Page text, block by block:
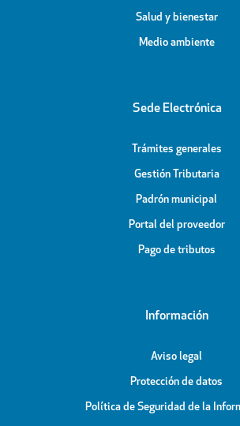
Salud y bienestar
Medio ambiente
Sede Electrónica
Trámites generales
Gestión Tributaria
Padrón municipal
Portal del proveedor
Pago de tributos
Información
Aviso legal
Protección de datos
Política de Seguridad de la